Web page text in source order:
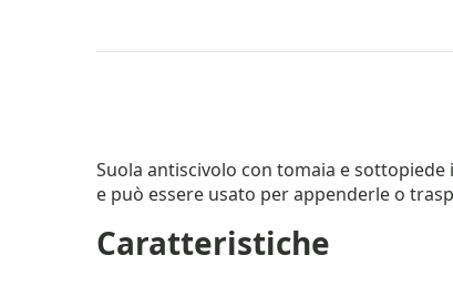
Suola antiscivolo con tomaia e
e può essere usato per appenderle o
Caratteristiche